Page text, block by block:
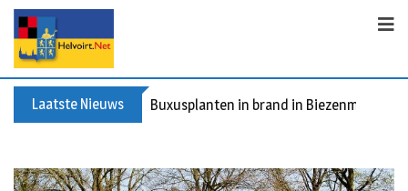
Laatste Nieuws Spreidingswet asielzoekers: hoe zit dat?